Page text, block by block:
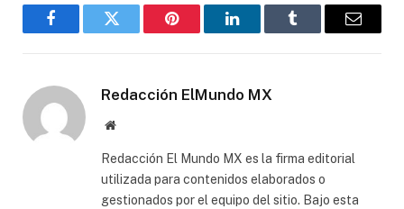
FacebookGorjeo Pinterest LinkedInTumblr
Correo
Redacción ElMundo MX
Sitio
Redacción El Mundo MX es la firma editorial
utilizada para contenidos elaborados o
gestionados por el equipo del sitio. Bajo esta